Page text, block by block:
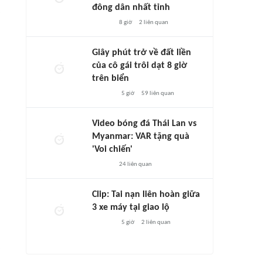
đông dân nhất tỉnh
8 giờ 2 liên quan
Giây phút trở về đất liền
của cô gái trôi dạt 8 giờ
trên biển
5 giờ 59 liên quan
Video bóng đá Thái Lan vs
Myanmar: VAR tặng quà
'Voi chiến'
24liên quan
Clip: Tai nạn liên hoàn giữa
3 xe máy tại giao lộ
5 giờ 2 liên quan